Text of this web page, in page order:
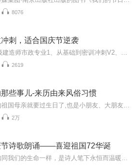
8076
刺，适合国庆节逆袭
2619
些事儿-来历由来风俗习惯
2万
节诗歌朗诵——喜迎祖国72华诞